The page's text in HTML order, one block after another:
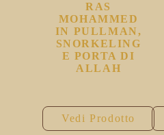
RAS
MOHAMMED
IN PULLMAN,
SNORKELING
E PORTA DI
ALLAH
Vedi Prodotto